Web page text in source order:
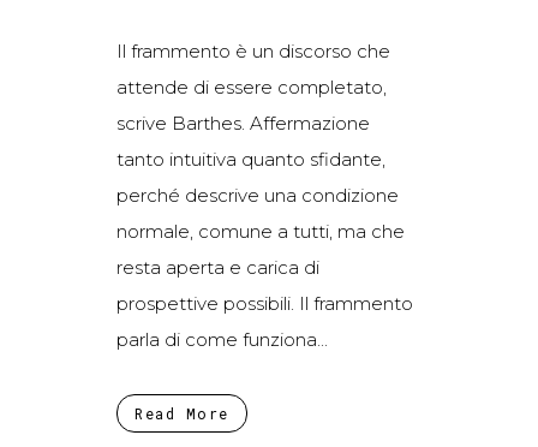
Il frammento è un discorso che
attende di essere completato,
scrive Barthes. Affermazione
tanto intuitiva quanto sfidante,
perché descrive una condizione
normale, comune a tutti, ma che
resta aperta e carica di
prospettive possibili. Il frammento
parla di come funziona...
Read More